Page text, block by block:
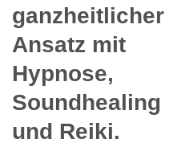
ganzheitlicher
Ansatz mit
Hypnose,
Soundhealing
und Reiki.